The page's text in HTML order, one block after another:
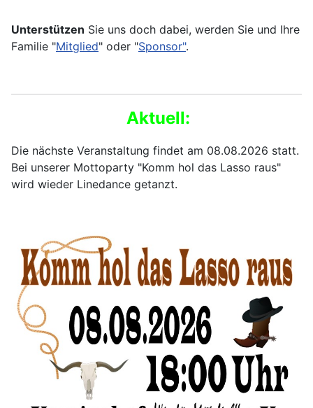
Unterstützen Sie uns doch dabei, werden Sie und Ihre
Familie "Mitglied" oder "Sponsor".
Aktuell:
Die nächste Veranstaltung findet am 08.08.2026 statt.
Bei unserer Mottoparty "Komm hol das Lasso raus"
wird wieder Linedance getanzt.